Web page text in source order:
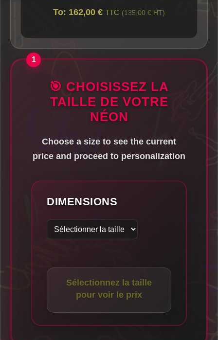
To: 162,00 € TTC (135,00 € HT)
🎯 CHOISISSEZ LA
TAILLE DE VOTRE
NÉON
Choose a size to see the current
price and proceed to personalization
DIMENSIONS
Sélectionnez la taille
pour voir le prix